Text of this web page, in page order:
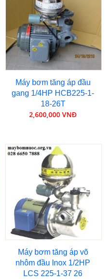
Máy bơm tăng áp đầu
gang 1/4HP HCB225-1-
18-26T
2,600,000 VNĐ
Máy bơm tăng áp võ
nhôm đầu Inox 1/2HP
LCS 225-1-37 26